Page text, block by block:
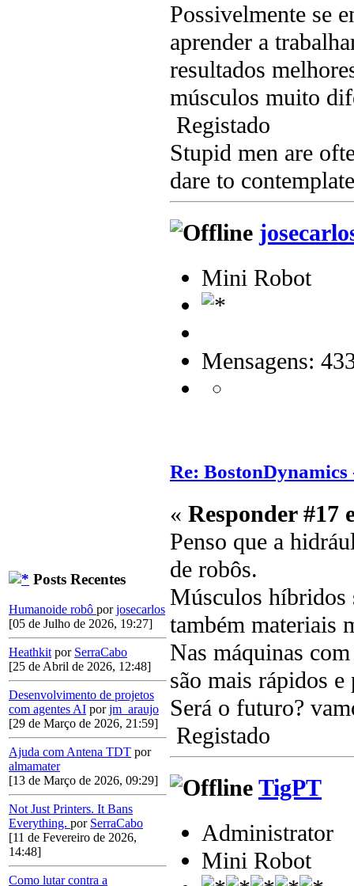
Posts Recentes
Humanoide robô porjosecarlos
[05 de Julho de 2026, 19:27]
Heathkit por SerraCabo
[25 de Abril de 2026, 12:48]
Desenvolvimento de projetos
com agentes AI porjm_araujo
[29 de Março de 2026, 21:59]
Ajuda com Antena TDT por
almamater
[13 de Março de 2026, 09:29]
Not Just Printers. It Bans
Everything. por SerraCabo
[11 de Fevereiro de 2026,
14:48]
Como lutar contra a
Possivelmente se
aprender a
resultados
músculos muito
Registado
Stupid men are
dare to
Mini Robot
Mensagens:
Re:
« Responder #17
Penso que a
de robôs.
Músculos híbridos
também materiais
Nas máquinas
são mais rápidos e
Será o futuro?
Registado
TigPT
Administrator
Mini Robot